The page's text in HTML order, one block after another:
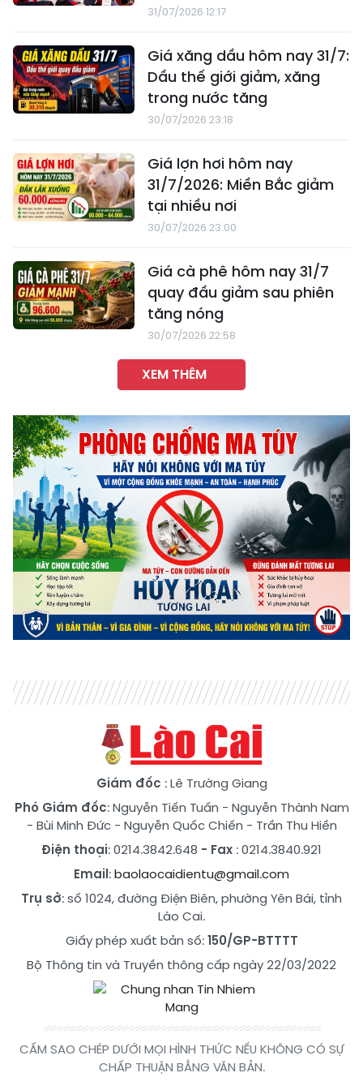
31/07/2026 12:17
Giá xăng dầu hôm nay 31/7:
Dầu thế giới giảm, xăng
trong nước tăng
30/07/2026 23:18
Giá lợn hơi hôm nay
31/7/2026: Miền Bắc giảm
tại nhiều nơi
30/07/2026 23:00
Giá cà phê hôm nay 31/7
quay đầu giảm sau phiên
tăng nóng
30/07/2026 22:58
XEM THÊM
Giám đốc : Lê Trường Giang
Phó Giám đốc:Nguyễn Tiến Tuấn - Nguyễn Thành Nam
- Bùi Minh Đức- Nguyễn Quốc Chiến - Trần Thu Hiền
Điện thoại: 0214.3842.648 - Fax : 0214.3840.921
Email:baolaocaidientu@gmail.com
Trụ sở: số 1024, đường Điện Biên, phường Yên Bái, tỉnh
Lào Cai.
Giấy phép xuất bản số:150/GP-BTTTT
Bộ Thông tin và Truyền thông cấp ngày 22/03/2022
CẤM SAO CHÉP DƯỚI MỌI HÌNH THỨC NẾU KHÔNG CÓ SỰ
CHẤP THUẬN BẰNG VĂN BẢN.